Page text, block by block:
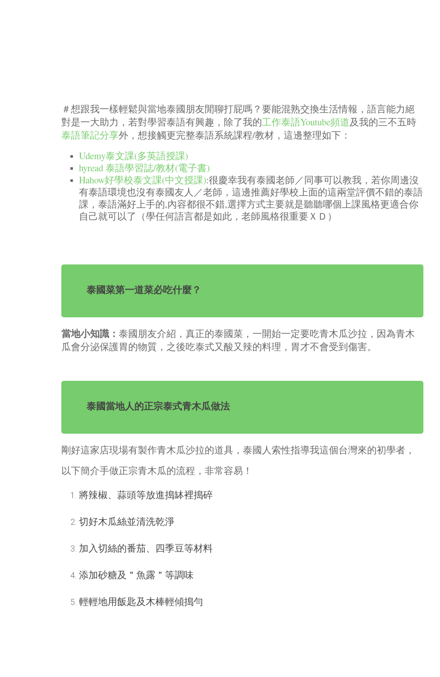
＃想跟我一樣輕鬆與當地泰國朋友閒聊打屁嗎？要能混熟交換生活情報，語言能力絕
對是一大助力，若對學習泰語有興趣，除了我的工作泰語Youtube頻道及我的三不五時
泰語筆記分享外，想接觸更完整泰語系統課程/教材，這邊整理如下：
Udemy泰文課(多英語授課)
hyread 泰語學習誌/教材(電子書)
Hahow好學校泰文課(中文授課):很慶幸我有泰國老師／同事可以教我，若你周邊沒
有泰語環境也沒有泰國友人／老師，這邊推薦好學校上面的這兩堂評價不錯的泰語
課，泰語滿好上手的,內容都很不錯,選擇方式主要就是聽聽哪個上課風格更適合你
自己就可以了（學任何語言都是如此，老師風格很重要ＸＤ）
泰國菜第一道菜必吃什麼？
當地小知識： 泰國朋友介紹，真正的泰國菜，一開始一定要吃青木瓜沙拉，因為青木
瓜會分泌保護胃的物質，之後吃泰式又酸又辣的料理，胃才不會受到傷害。
泰國當地人的正宗泰式青木瓜做法
剛好這家店現場有製作青木瓜沙拉的道具，泰國人索性指導我這個台灣來的初學者，
以下簡介手做正宗青木瓜的流程，非常容易！
將辣椒、蒜頭等放進搗缽裡搗碎
切好木瓜絲並清洗乾淨
加入切絲的番茄、四季豆等材料
添加砂糖及＂魚露＂等調味
輕輕地用飯匙及木棒輕傾搗勻